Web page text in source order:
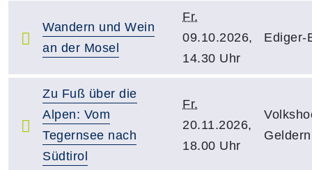
Wandern und Wein
an der Mosel
Fr.
09.10.2026,
14.30 Uhr
Ediger-
Zu Fuß über die
Alpen: Vom
Tegernsee nach
Südtirol
Fr.
20.11.2026,
18.00 Uhr